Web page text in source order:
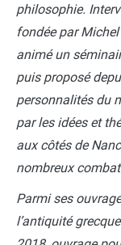
philosophie.
fondée par
animé un
puis proposé
personnalités du
par les idées et
aux côtés de
nombreux
Parmi ses
l’antiquité